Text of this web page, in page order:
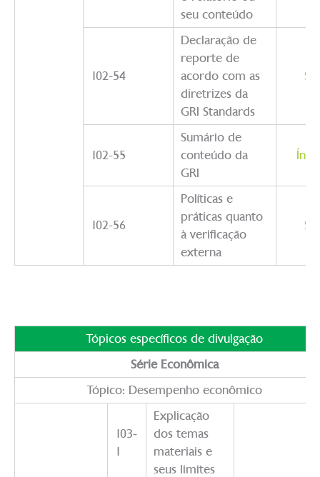
seu conteúdo
102-54
Declaração de
reporte de
acordo com as
diretrizes da
GRI Standards
102-55
Sumário de
conteúdo da
GRI
102-56
Políticas e
práticas quanto
à verificação
externa
Tópicos específicos de divulgação
Série Econômica
Tópico: Desempenho econômico
103-
1
Explicação
dos temas
materiais e
seus limites